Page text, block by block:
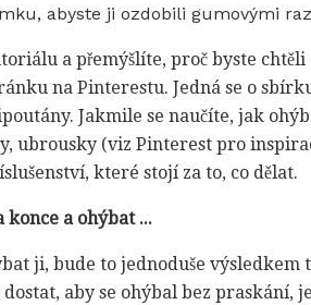
abyste ji ozdobili gumovými
a přemýšlíte, proč byste
na Pinterestu. Jedná se o
Jakmile se naučíte, jak
ubrousky (viz Pinterest pro
které stojí za to, co dělat.
konce a ohýbat ...
ji, bude to jednoduše výsledkem
aby se ohýbal bez praskání,